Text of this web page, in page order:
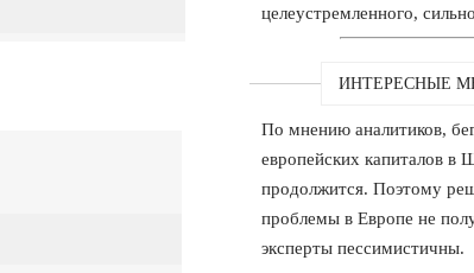
целеустремленного,
ИНТЕРЕСНЫЕ
По мнению аналитиков,
европейских капиталов в
продолжится. Поэтому
проблемы в Европе не
эксперты пессимистичны.